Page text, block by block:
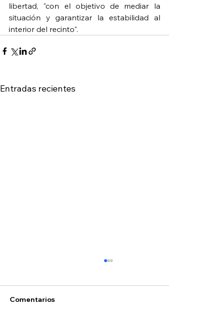
libertad, "con el objetivo de mediar la
situación y garantizar la estabilidad al
interior del recinto".
Entradas recientes
Comentarios